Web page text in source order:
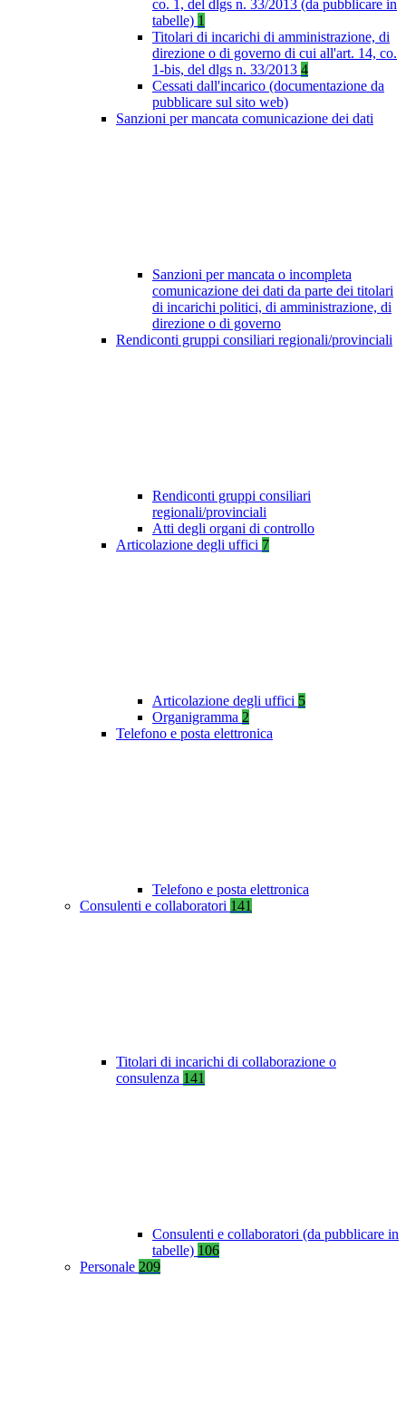
co. 1, del dlgs n. 33/2013 (da pubblicare in
tabelle) 1
Titolari di incarichi di amministrazione, di
direzione o di governo di cui all'art. 14, co.
1-bis, del dlgs n. 33/2013 4
Cessati dall'incarico (documentazione da
pubblicare sul sito web)
Sanzioni per mancata comunicazione dei dati
Sanzioni per mancata o incompleta
comunicazione dei dati da parte dei titolari
di incarichi politici, di amministrazione, di
direzione o di governo
Rendiconti gruppi consiliari regionali/provinciali
Rendiconti gruppi consiliari
regionali/provinciali
Atti degli organi di controllo
Articolazione degli uffici 7
Articolazione degli uffici 5
Organigramma 2
Telefono e posta elettronica
Telefono e posta elettronica
Consulenti e collaboratori 141
Titolari di incarichi di collaborazione o
consulenza 141
Consulenti e collaboratori (da pubblicare in
tabelle) 106
Personale 209